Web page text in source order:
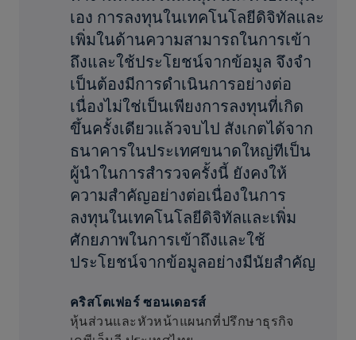
เอง การลงทุนในเทคโนโลยีดิจิทัลและ
เพิ่มในด้านความสามารถในการเข้า
ถึงและใช้ประโยชน์จากข้อมูล จึงจํา
เป็นต้องมีการดำเนินการอย่างต่อ
เนื่องไม่ใช่เป็นเพียงการลงทุนที่เกิด
ขึ้นครั้งเดียวแล้วจบไป สังเกตได้จาก
ธนาคารในประเทศขนาดใหญ่ทีเป็น
ผู้นำในการสำรวจครั้งนี้ ยังคงให้
ความสำคัญอย่างต่อเนื่องในการ
ลงทุนในเทคโนโลยีดิจิทัลและเพิ่ม
ศักยภาพในการเข้าถึงและใช้
ประโยชน์จากข้อมูลอย่างมีนัยสำคัญ
คริสโตเฟอร์ ซอนเดอรส์
หุ้นส่วนและหัวหน้าแผนกที่ปรึกษาธุรกิจ